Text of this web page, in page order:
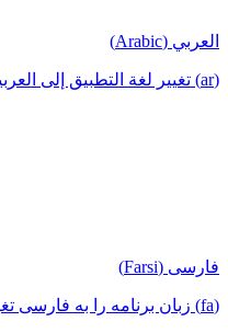
العربي (Arabic)
(ar) تغيير لغة التطبيق إلى العربية
فارسی (Farsi)
(fa) زبان برنامه را به فارسی تغییر دهید